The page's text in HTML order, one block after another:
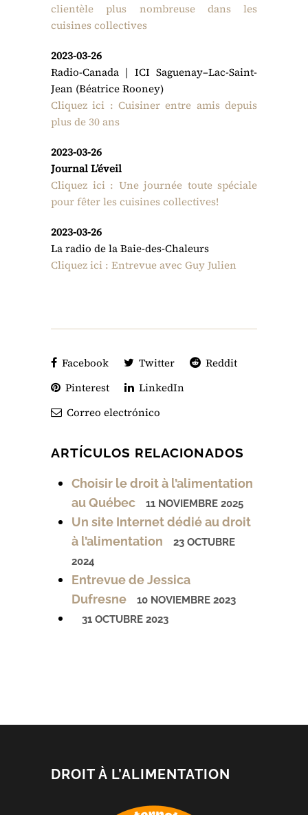
clientèle plus nombreuse dans les
cuisines collectives
2023-03-26
Radio-Canada | ICI Saguenay–Lac-Saint-
Jean (Béatrice Rooney)
Cliquez ici : Cuisiner entre amis depuis
plus de 30 ans
2023-03-26
Journal L’éveil
Cliquez ici : Une journée toute spéciale
pour fêter les cuisines collectives!
2023-03-26
La radio de la Baie-des-Chaleurs
Cliquez ici : Entrevue avec Guy Julien
Facebook Twitter
Reddit
Pinterest
LinkedIn
Correo electrónico
ARTÍCULOS RELACIONADOS
Choisir le droit à l’alimentation
au Québec
11 NOVIEMBRE 2025
Un site Internet dédié au droit
à l’alimentation
23 OCTUBRE
2024
Entrevue de Jessica
Dufresne
10 NOVIEMBRE 2023
31 OCTUBRE 2023
DROIT À L’ALIMENTATION